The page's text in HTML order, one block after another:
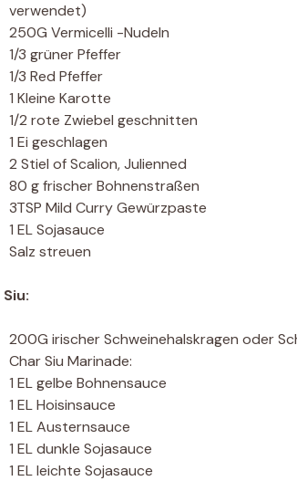
verwendet)
250G Vermicelli -Nudeln
1/3 grüner Pfeffer
1/3 Red Pfeffer
1 Kleine Karotte
1/2 rote Zwiebel geschnitten
1 Ei geschlagen
2 Stiel of Scalion, Julienned
80 g frischer Bohnenstraßen
3TSP Mild Curry Gewürzpaste
1 EL Sojasauce
Salz streuen
200G irischer Schweinehalskragen oder
Char Siu Marinade:
1 EL gelbe Bohnensauce
1 EL Hoisinsauce
1 EL Austernsauce
1 EL dunkle Sojasauce
1 EL leichte Sojasauce